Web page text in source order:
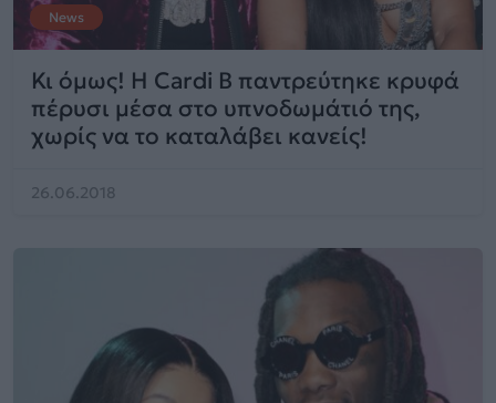
News
Κι όμως! Η Cardi B παντρεύτηκε κρυφά
πέρυσι μέσα στο υπνοδωμάτιό της,
χωρίς να το καταλάβει κανείς!
26.06.2018